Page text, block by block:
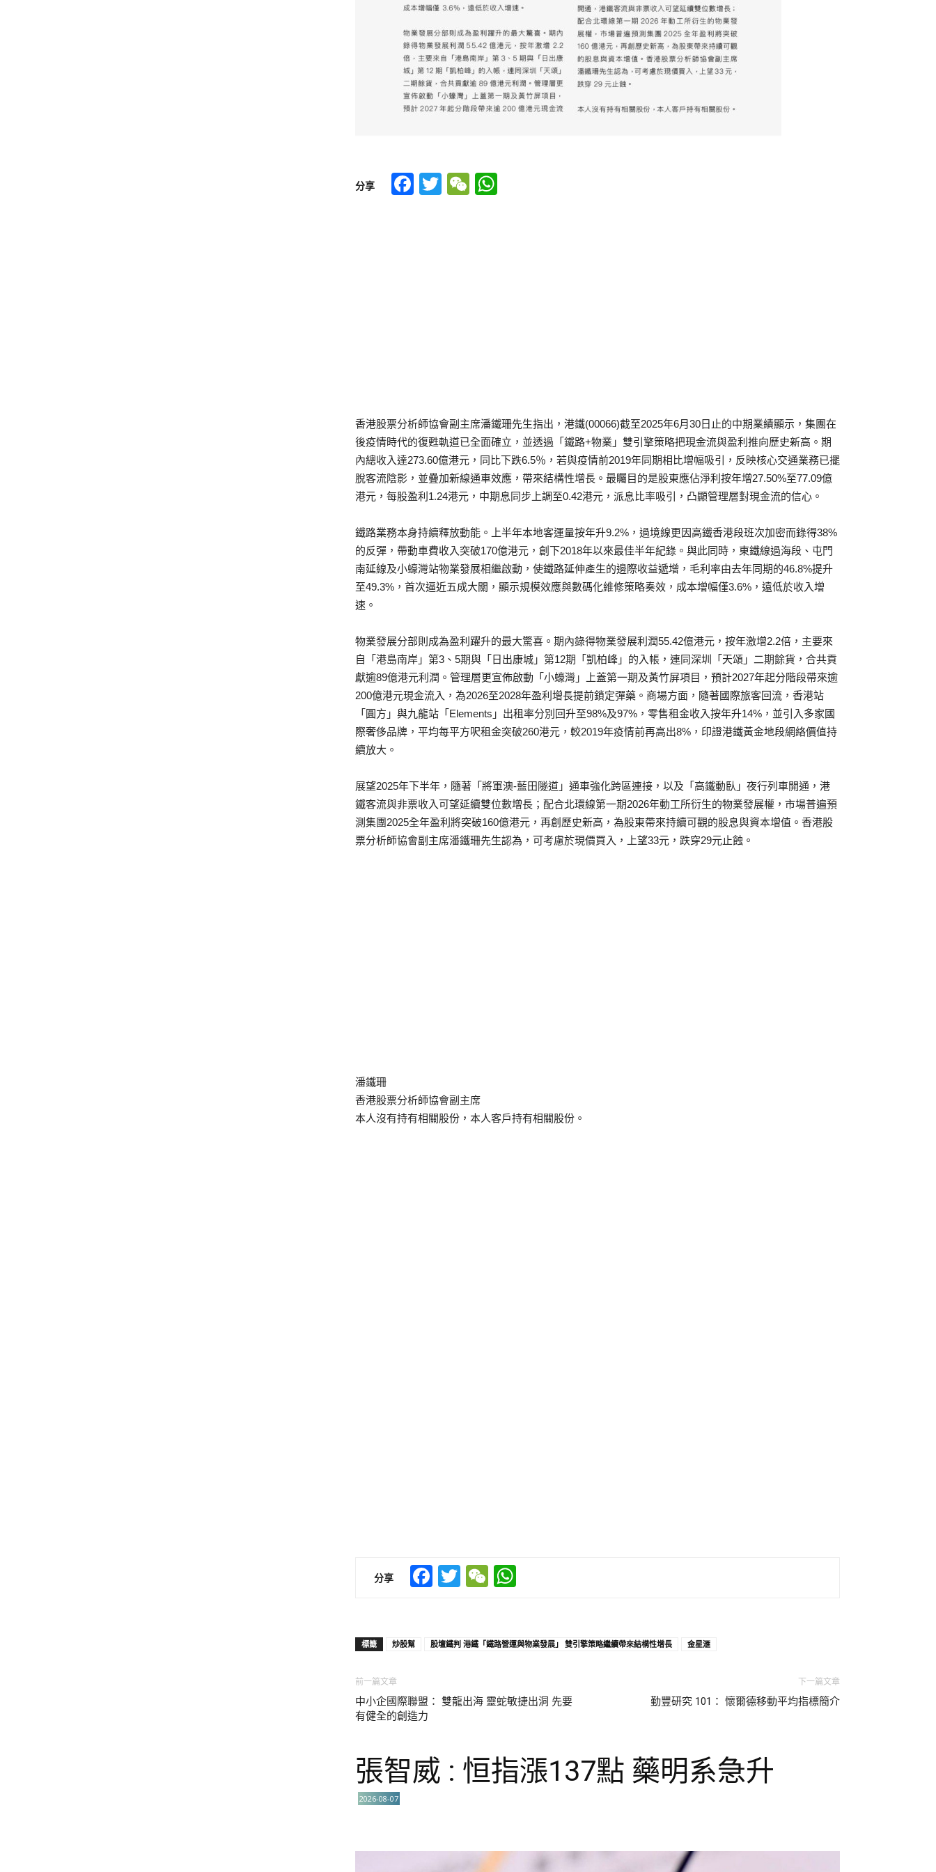
分享 Facebook
TwitterWeChat
香港股票分析師協會副主席潘鐵珊先生指出，港鐵(00066)截至2025年6月30日止的中期業績顯示，集團在
後疫情時代的復甦軌道已全面確立，並透過「鐵路+物業」雙引擎策略把現金流與盈利推向歷史新高。期
內總收入達273.60億港元，同比下跌6.5％，若與疫情前2019年同期相比增幅吸引，反映核心交通業務已擺
脫客流陰影，並疊加新線通車效應，帶來結構性增長。最矚目的是股東應佔淨利按年增27.50%至77.09億
港元，每股盈利1.24港元，中期息同步上調至0.42港元，派息比率吸引，凸顯管理層對現金流的信心。
鐵路業務本身持續釋放動能。上半年本地客運量按年升9.2%，過境線更因高鐵香港段班次加密而錄得38%
的反彈，帶動車費收入突破170億港元，創下2018年以來最佳半年紀錄。與此同時，東鐵線過海段、屯門
南延線及小蠔灣站物業發展相繼啟動，使鐵路延伸產生的邊際收益遞增，毛利率由去年同期的46.8%提升
至49.3%，首次逼近五成大關，顯示規模效應與數碼化維修策略奏效，成本增幅僅3.6%，遠低於收入增
速。
物業發展分部則成為盈利躍升的最大驚喜。期內錄得物業發展利潤55.42億港元，按年激增2.2倍，主要來
自「港島南岸」第3、5期與「日出康城」第12期「凱柏峰」的入帳，連同深圳「天頌」二期餘貨，合共貢
獻逾89億港元利潤。管理層更宣佈啟動「小蠔灣」上蓋第一期及黃竹屏項目，預計2027年起分階段帶來逾
200億港元現金流入，為2026至2028年盈利增長提前鎖定彈藥。商場方面，隨著國際旅客回流，香港站
「圓方」與九龍站「Elements」出租率分別回升至98%及97%，零售租金收入按年升14%，並引入多家國
際奢侈品牌，平均每平方呎租金突破260港元，較2019年疫情前再高出8%，印證港鐵黃金地段網絡價值持
續放大。
展望2025年下半年，隨著「將軍澳-藍田隧道」通車強化跨區連接，以及「高鐵動臥」夜行列車開通，港
鐵客流與非票收入可望延續雙位數增長；配合北環線第一期2026年動工所衍生的物業發展權，市場普遍預
測集團2025全年盈利將突破160億港元，再創歷史新高，為股東帶來持續可觀的股息與資本增值。香港股
票分析師協會副主席潘鐵珊先生認為，可考慮於現價買入，上望33元，跌穿29元止蝕。
潘鐵珊
香港股票分析師協會副主席
本人沒有持有相關股份，本人客戶持有相關股份。
分享 Facebook
TwitterWeChat
標籤 炒股幫 股壇鐵判 港鐵「鐵路營運與物業發展」 雙引擎策略繼續帶來結構性增長 金星滙
前一篇文章
中小企國際聯盟： 雙龍出海 靈蛇敏捷出洞 先要
有健全的創造力
下一篇文章
勤豐研究 101： 懷爾德移動平均指標簡介
張智威 : 恒指漲137點 藥明系急升
2026-08-07